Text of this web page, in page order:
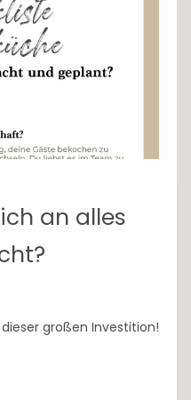
an alles
großen Investition!